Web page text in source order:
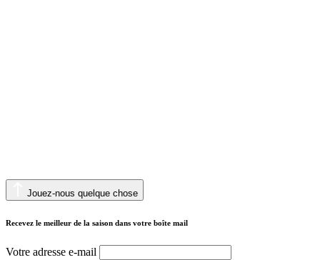
Jouez-nous quelque chose
Recevez le meilleur de la saison dans votre boîte mail
Votre adresse e-mail